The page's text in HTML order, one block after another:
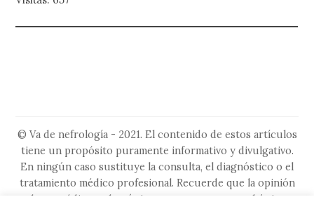
© Va de nefrología - 2021. El contenido de estos artículos
tiene un propósito puramente informativo y divulgativo.
En ningún caso sustituye la consulta, el diagnóstico o el
tratamiento médico profesional. Recuerde que la opinión